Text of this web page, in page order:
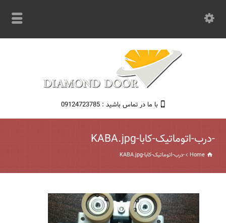
با ما در تماس باشید : 09124723785
-درب-اتوماتیک-کابا-KABA.jpg
Home -درب-اتوماتیک-کابا-KABA.jpg